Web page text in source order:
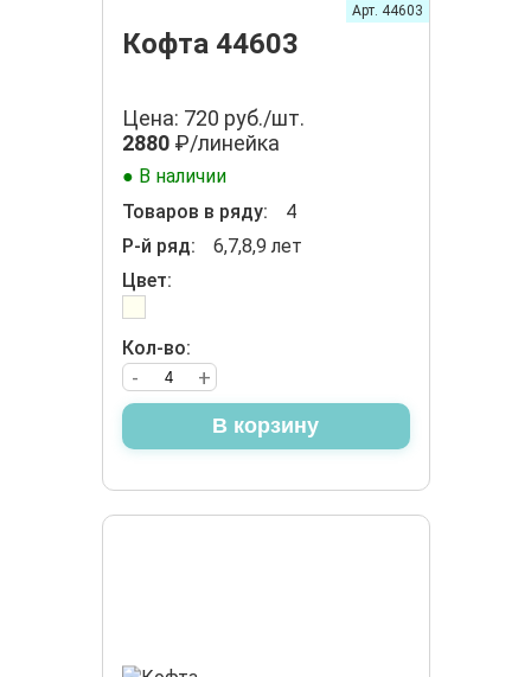
Кофта 44603
Арт. 44603
Цена: 720 руб./шт.
2880₽/линейка
● В наличии
Товаров в ряду:
4
Р-й ряд:
6,7,8,9 лет
Цвет:
Кол-во:
+
-
В корзину